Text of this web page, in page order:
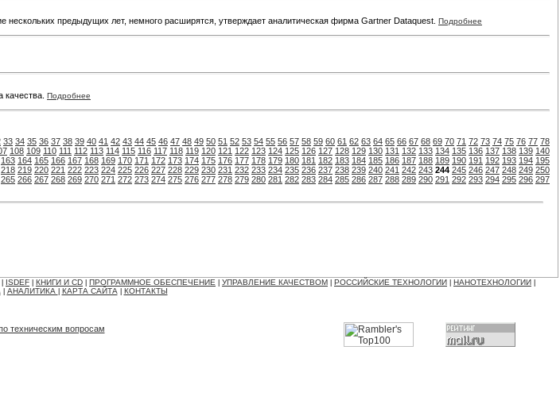
предыдущих лет, немного расширятся, утверждает аналитическая фирма Gartner Dataquest. Подробнее
Подробнее
33 34 35 36 37 38 39 40 41 42 43 44 45 46 47 48 49 50 51 52 53 54 55 56 57 58 59 60 61 62 63 64 65 66 67 68 69 70 71 72 73 74 75 76 77 78
108 109 110 111 112 113 114 115 116 117 118 119 120 121 122 123 124 125 126 127 128 129 130 131 132 133 134 135 136 137 138 139 140
163 164 165 166 167 168 169 170 171 172 173 174 175 176 177 178 179 180 181 182 183 184 185 186 187 188 189 190 191 192 193 194 195
218 219 220 221 222 223 224 225 226 227 228 229 230 231 232 233 234 235 236 237 238 239 240 241 242 243 244 245 246 247 248 249 250
265 266 267 268 269 270 271 272 273 274 275 276 277 278 279 280 281 282 283 284 285 286 287 288 289 290 291 292 293 294 295 296 297
ISDEF КНИГИ И CD ПРОГРАММНОЕ ОБЕСПЕЧЕНИЕ УПРАВЛЕНИЕ КАЧЕСТВОМ РОССИЙСКИЕ ТЕХНОЛОГИИ НАНОТЕХНОЛОГИИ
| АНАЛИТИКА КАРТА САЙТА| КОНТАКТЫ
техническим вопросам